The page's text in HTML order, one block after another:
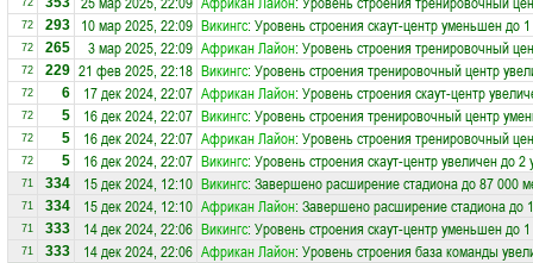
72
72 293 10 мар 2025, 22:09 Викингс: Уровень строения скаут-центр уменьшен до
72 265 3 мар 2025, 22:09 Африкан Лайон: Уровень строения тренировочный
72 229 21 фев 2025, 22:18 Викингс: Уровень строения тренировочный центр
72 6 17 дек 2024, 22:07 Африкан Лайон: Уровень строения скаут-центр
72 5 16 дек 2024, 22:07 Викингс: Уровень строения тренировочный центр
72 5 16 дек 2024, 22:07 Африкан Лайон: Уровень строения тренировочный
72 5 16 дек 2024, 22:07 Викингс: Уровень строения скаут-центр увеличен до 2
71 334 15 дек 2024, 12:10 Викингс: Завершено расширение стадиона до 87 000
71 334 15 дек 2024, 12:10 Африкан Лайон: Завершено расширение стадиона до
71 333 14 дек 2024, 22:06 Викингс: Уровень строения скаут-центр уменьшен до
71 333 14 дек 2024, 22:06 Африкан Лайон: Уровень строения база команды